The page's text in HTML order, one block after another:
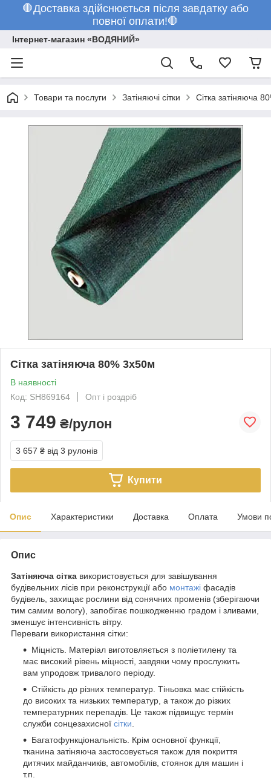
🛑Доставка здійснюється після завдатку або
повної оплати!🛑
Інтернет-магазин «ВОДЯНИЙ»
Товари та послуги Затіняючі сітки Сітка затіняюча
Сітка затіняюча 80% 3х50м
В наявності
Код: SH869164
Опт і роздріб
3 749 ₴/рулон
3 657 ₴ від 3 рулонів
Купити
Опис Характеристики Доставка Оплата Умови
Опис
Затіняюча сітка використовується для завішування
будівельних лісів при реконструкції або монтажі фасадів
будівель, захищає рослини від сонячних променів (зберігаючи
тим самим вологу), запобігає пошкодженню градом і зливами,
зменшує інтенсивність вітру.
Переваги використання сітки:
Міцність. Матеріал виготовляється з поліетилену та
має високий рівень міцності, завдяки чому прослужить
вам упродовж тривалого періоду.
Стійкість до різних температур. Тіньовка має стійкість
до високих та низьких температур, а також до різких
температурних перепадів. Це також підвищує термін
служби сонцезахисної сітки
Багатофункціональність. Крім основної функції,
тканина затіняюча застосовується також для покриття
дитячих майданчиків, автомобілів, стоянок для машин і
т.п.